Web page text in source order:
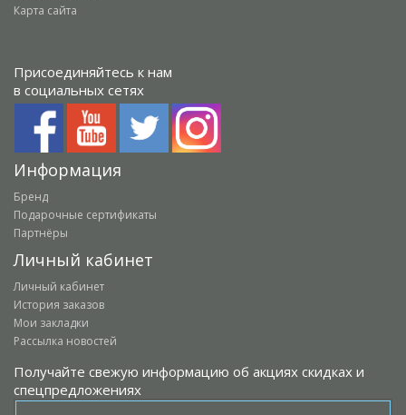
Карта сайта
Присоединяйтесь к нам
в социальных сетях
Информация
Бренд
Подарочные сертификаты
Партнёры
Личный кабинет
Личный кабинет
История заказов
Мои закладки
Рассылка новостей
Получайте свежую информацию об акциях скидках и
спецпредложениях